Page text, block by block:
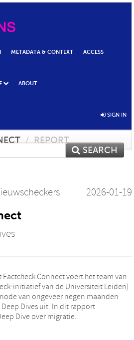
METADATA & CONTEXT ACCESS
ABOUT
SIGN IN
/ REPORT
SEARCH
2026-01-19
Connect voert het team van
initiatief van de Universiteit Leiden)
van ongeveer negen maanden
Dives uit. In dit rapport
Dive over migratie.